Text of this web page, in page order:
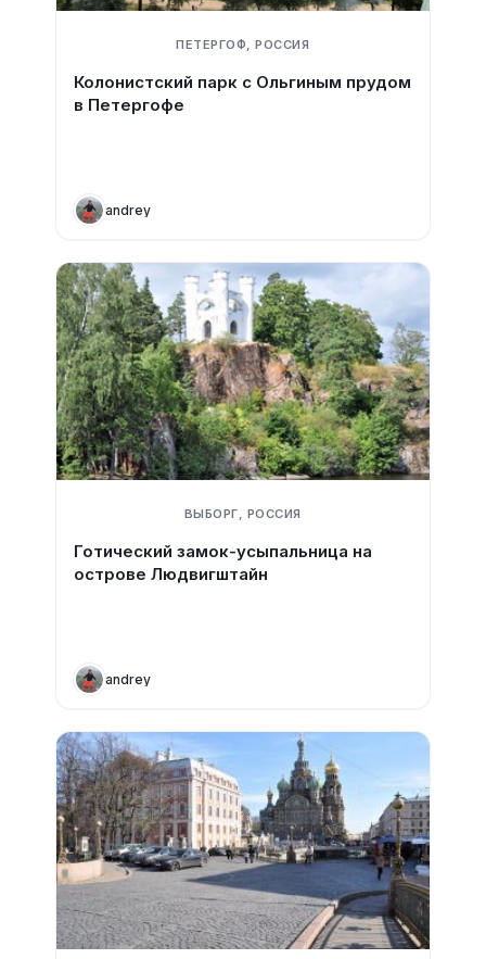
ПЕТЕРГОФ, РОССИЯ
Колонистский парк с Ольгиным прудом
в Петергофе
andrey
ВЫБОРГ, РОССИЯ
Готический замок-усыпальница на
острове Людвигштайн
andrey